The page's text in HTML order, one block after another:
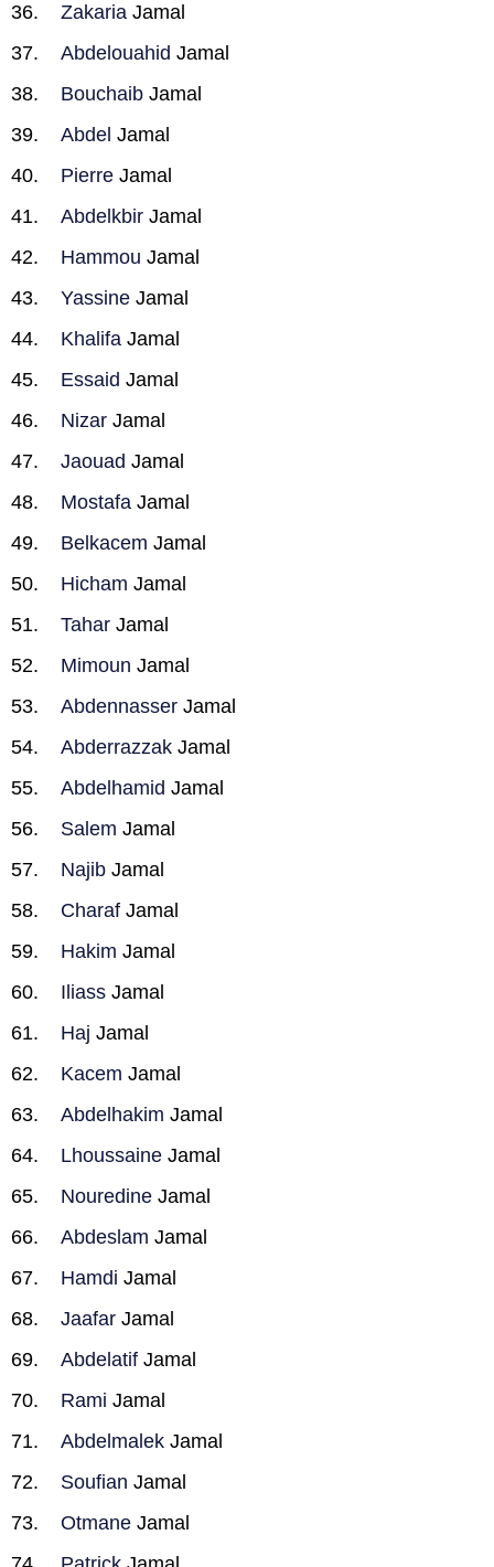
Zakaria Jamal
Abdelouahid Jamal
Bouchaib Jamal
Abdel Jamal
Pierre Jamal
Abdelkbir Jamal
Hammou Jamal
Yassine Jamal
Khalifa Jamal
Essaid Jamal
Nizar Jamal
Jaouad Jamal
Mostafa Jamal
Belkacem Jamal
Hicham Jamal
Tahar Jamal
Mimoun Jamal
Abdennasser Jamal
Abderrazzak Jamal
Abdelhamid Jamal
Salem Jamal
Najib Jamal
Charaf Jamal
Hakim Jamal
Iliass Jamal
Haj Jamal
Kacem Jamal
Abdelhakim Jamal
Lhoussaine Jamal
Nouredine Jamal
Abdeslam Jamal
Hamdi Jamal
Jaafar Jamal
Abdelatif Jamal
Rami Jamal
Abdelmalek Jamal
Soufian Jamal
Otmane Jamal